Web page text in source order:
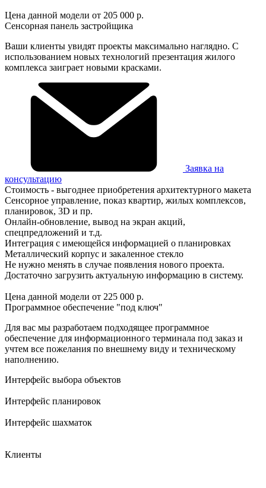
Цена данной модели от 205 000 р.
Сенсорная панель застройщика
Ваши клиенты увидят проекты максимально наглядно. С
использованием новых технологий презентация жилого
комплекса заиграет новыми красками.
Заявка на
консультацию
Стоимость - выгоднее приобретения архитектурного макета
Сенсорное управление, показ квартир, жилых комплексов,
планировок, 3D и пр.
Онлайн-обновление, вывод на экран акций,
спецпредложений и т.д.
Интеграция с имеющейся информацией о планировках
Металлический корпус и закаленное стекло
Не нужно менять в случае появления нового проекта.
Достаточно загрузить актуальную информацию в систему.
Цена данной модели от 225 000 р.
Программное обеспечение "под ключ"
Для вас мы разработаем подходящее программное
обеспечение для информационного терминала под заказ и
учтем все пожелания по внешнему виду и техническому
наполнению.
Интерфейс выбора объектов
Интерфейс планировок
Интерфейс шахматок
Клиенты